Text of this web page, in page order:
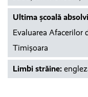
Ultima școală
Evaluarea Afacerilor
Timișoara
Limbi străine: